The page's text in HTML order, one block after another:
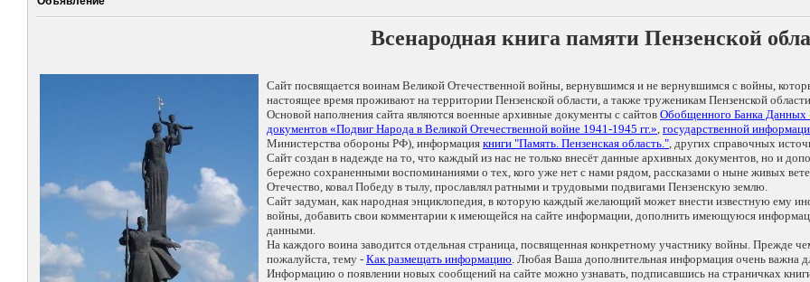
Всенародная книга памяти Пензенской
Сайт посвящается воинам Великой Отечественной войны, вернувшимся и не вернувшимся с войны,
настоящее время проживают на территории Пензенской области, а также труженикам Пензенской
Основой наполнения сайта являются военные архивные документы с сайтов Обобщенного Банка
документов «Подвиг Народа в Великой Отечественной войне 1941-1945 гг.», государственной
Министерства обороны РФ), информация книги "Память. Пензенская область.", других справочных
Сайт создан в надежде на то, что каждый из нас не только внесёт данные архивных документов, но и
бережно сохраненными воспоминаниями о тех, кого уже нет с нами рядом, рассказами о ныне живых
Отечество, ковал Победу в тылу, прославлял ратными и трудовыми подвигами Пензенскую землю.
Сайт задуман, как народная энциклопедия, в которую каждый желающий может внести известную ему
войны, добавить свои комментарии к имеющейся на сайте информации, дополнить имеющуюся
данными.
На каждого воина заводится отдельная страница, посвященная конкретному участнику войны. Прежде
пожалуйста, тему - Как размещать информацию. Любая Ваша дополнительная информация очень важна
Информацию о появлении новых сообщений на сайте можно узнавать, подписавшись на страничках